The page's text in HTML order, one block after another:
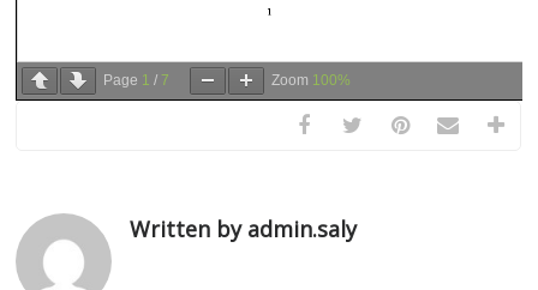
Page 1 / 7 Zoom 100%
Written by admin.saly